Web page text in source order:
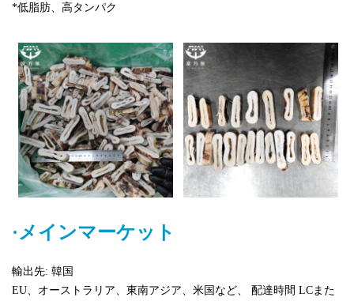
*低脂肪、高タンパク
·メインマーケット
輸出先: 韓国
EU、オーストラリア、東南アジア、米国など、 配達時間 LCまた